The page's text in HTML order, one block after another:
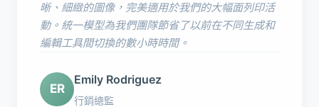
晰、細緻的圖像，完美適用於我們的大幅面列印活
動。統一模型為我們團隊節省了以前在不同生成和
編輯工具間切換的數小時時間。
ER
Emily Rodriguez
行銷總監